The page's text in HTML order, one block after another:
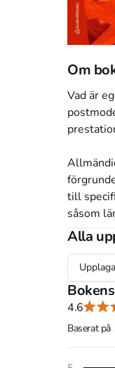
Om
Vad är
till
såsom
Boken
lärare
Alla
Upplaga
4.6
Baserat på